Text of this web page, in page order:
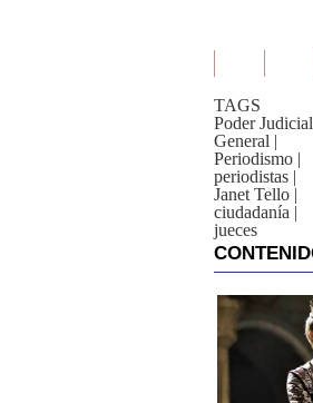
TAGS
Poder Judicial
General |
Periodismo |
periodistas |
Janet Tello |
ciudadanía |
jueces